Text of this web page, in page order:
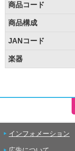
商品コード
商品構成
JANコード
楽器
インフォメーション